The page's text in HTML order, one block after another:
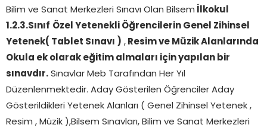
Bilim ve Sanat Merkezleri Sınavı Olan Bilsem İlkokul
1.2.3.Sınıf Özel Yetenekli Öğrencilerin Genel Zihinsel
Yetenek( Tablet Sınavı ) , Resim ve Müzik Alanlarında
Okula ek olarak eğitim almaları için yapılan bir
sınavdır. Sınavlar Meb Tarafından Her Yıl
Düzenlenmektedir. Aday Gösterilen Öğrenciler Aday
Gösterildikleri Yetenek Alanları ( Genel Zihinsel Yetenek ,
Resim , Müzik ),Bilsem Sınavları, Bilim ve Sanat Merkezleri